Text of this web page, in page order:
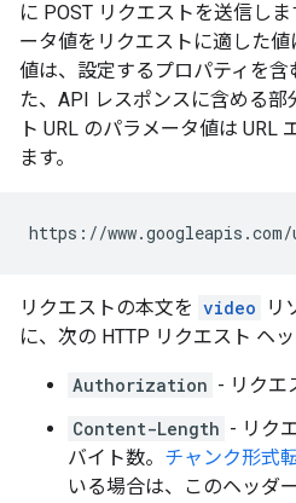
に POST リクエストを送信しま
ータ値をリクエストに適した
値は、設定するプロパティを含
た、API レスポンスに含める部
ト URL のパラメータ値は URL
ます。
https://www.googleapis.com/
リクエストの本文を video
リ
に、次の HTTP リクエスト ヘ
Authorization - リクエ
Content-Length - リク
バイト数。 チャンク形式
いる場合は、このヘッダ